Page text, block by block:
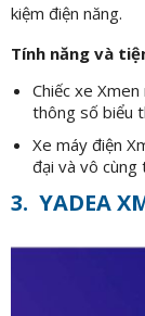
kiệm điện năng.
Tính năng và
Chiếc xe
thông số biểu
Xe máy điện
đại và vô cùng
3. YADEA